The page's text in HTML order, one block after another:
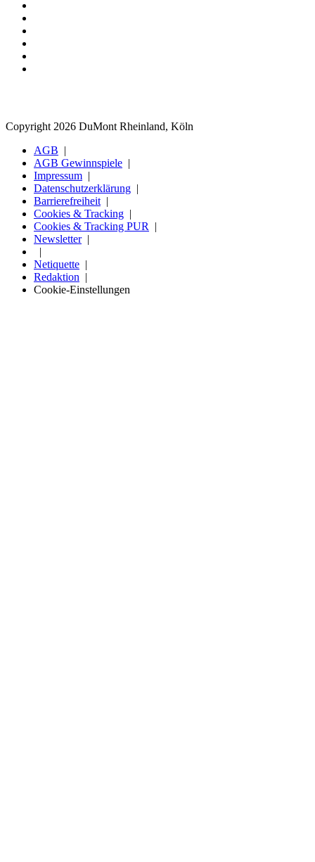
Copyright 2026 DuMont Rheinland, Köln
AGB
AGB Gewinnspiele
Impressum
Datenschutzerklärung
Barrierefreiheit
Cookies & Tracking
Cookies & Tracking PUR
Newsletter
Netiquette
Redaktion
Cookie-Einstellungen